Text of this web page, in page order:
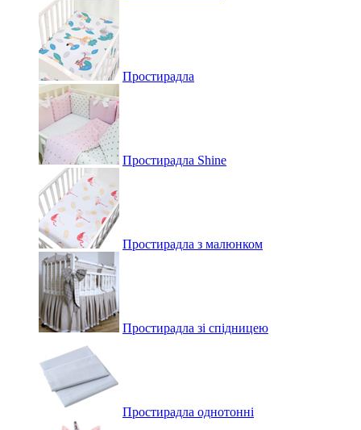
Простирадла
Простирадла Shine
Простирадла з малюнком
Простирадла зі спідницею
Простирадла однотонні